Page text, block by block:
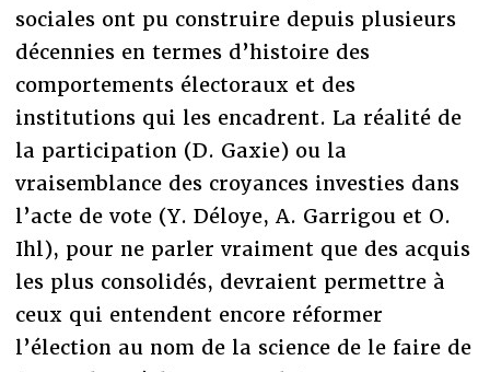
sociales ont pu construire depuis plusieurs
décennies en termes d’histoire des
comportements électoraux et des
institutions qui les encadrent. La réalité de
la participation (D. Gaxie) ou la
vraisemblance des croyances investies dans
l’acte de vote (Y. Déloye, A. Garrigou et O.
Ihl), pour ne parler vraiment que des acquis
les plus consolidés, devraient permettre à
ceux qui entendent encore réformer
l’élection au nom de la science de le faire de